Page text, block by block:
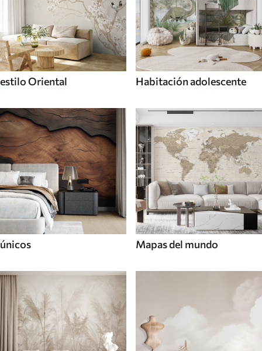
estilo Oriental Habitación adolescente
únicos Mapas del mundo